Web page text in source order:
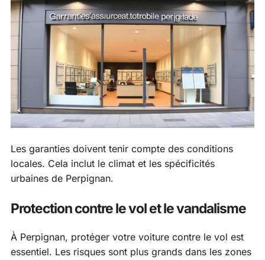
Les garanties doivent tenir compte des conditions
locales. Cela inclut le climat et les spécificités
urbaines de Perpignan.
Protection contre le vol et le vandalisme
À Perpignan, protéger votre voiture contre le vol est
essentiel. Les risques sont plus grands dans les zones